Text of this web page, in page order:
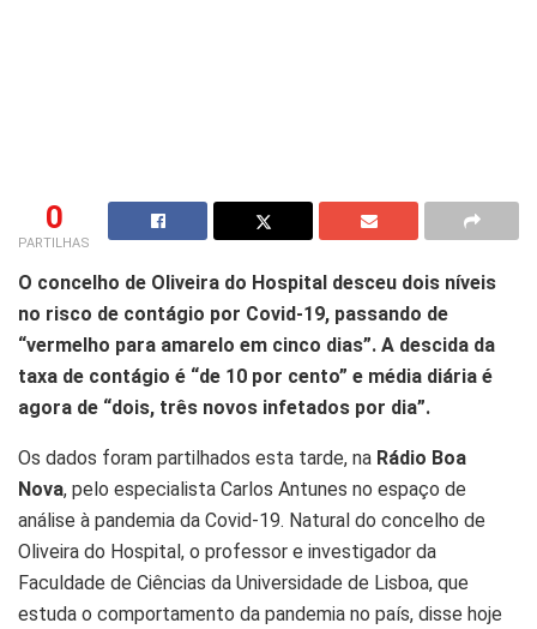
0
PARTILHAS
O concelho de Oliveira do Hospital desceu dois níveis
no risco de contágio por Covid-19, passando de
“vermelho para amarelo em cinco dias”. A descida da
taxa de contágio é “de 10 por cento” e média diária é
agora de “dois, três novos infetados por dia”.
Os dados foram partilhados esta tarde, na Rádio Boa
Nova, pelo especialista Carlos Antunes no espaço de
análise à pandemia da Covid-19. Natural do concelho de
Oliveira do Hospital, o professor e investigador da
Faculdade de Ciências da Universidade de Lisboa, que
estuda o comportamento da pandemia no país, disse hoje